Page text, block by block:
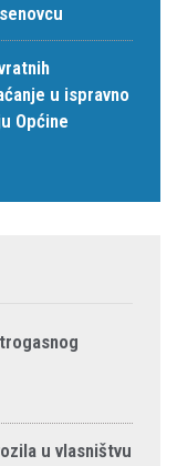
u ispravno
Općine
u vlasništvu